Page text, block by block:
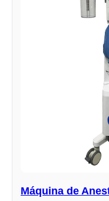
Máquina de